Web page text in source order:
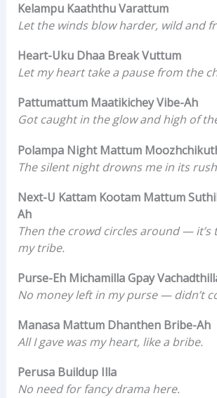
Kelampu Kaaththu Varattum
Let the winds blow harder, wild and
Heart-Uku Dhaa Break Vuttum
Let my heart take a pause from the
Pattumattum Maatikichey Vibe-Ah
Got caught in the glow and high of
Polampa Night Mattum
The silent night drowns me in its
Next-U Kattam Kootam Mattum
Ah
Then the crowd circles around — it’s
my tribe.
Purse-Eh Michamilla Gpay
No money left in my purse — didn’t
Manasa Mattum Dhanthen Bribe-Ah
All I gave was my heart, like a bribe.
Perusa Buildup Illa
No need for fancy drama here.